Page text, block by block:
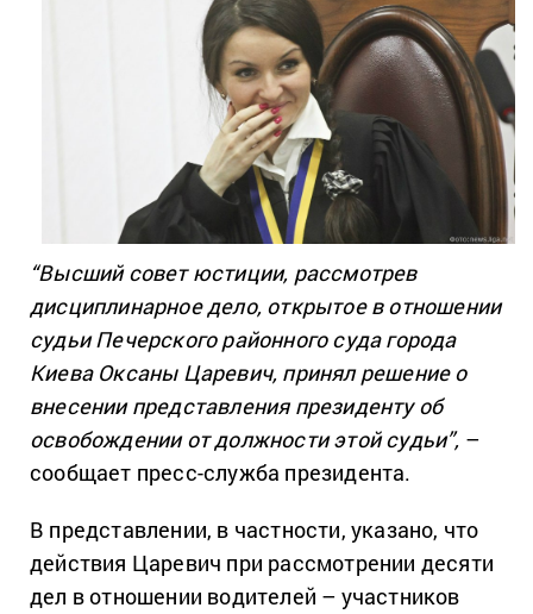
“Высший совет юстиции, рассмотрев
дисциплинарное дело, открытое в отношении
судьи Печерского районного суда города
Киева Оксаны Царевич, принял решение о
внесении представления президенту об
освобождении от должности этой судьи”, –
сообщает пресс-служба президента.
В представлении, в частности, указано, что
действия Царевич при рассмотрении десяти
дел в отношении водителей – участников